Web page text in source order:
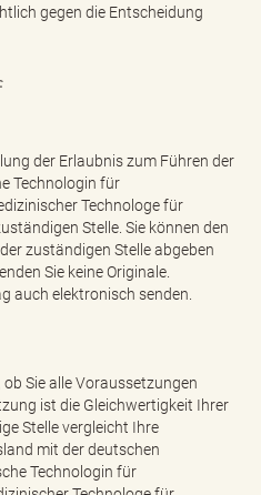
gegen die Entscheidung
der Erlaubnis zum Führen der
Technologin für
Technologe für
Stelle. Sie können den
zuständigen Stelle abgeben
Sie keine Originale.
auch elektronisch senden.
Sie alle Voraussetzungen
ist die Gleichwertigkeit Ihrer
Stelle vergleicht Ihre
mit der deutschen
Technologin für